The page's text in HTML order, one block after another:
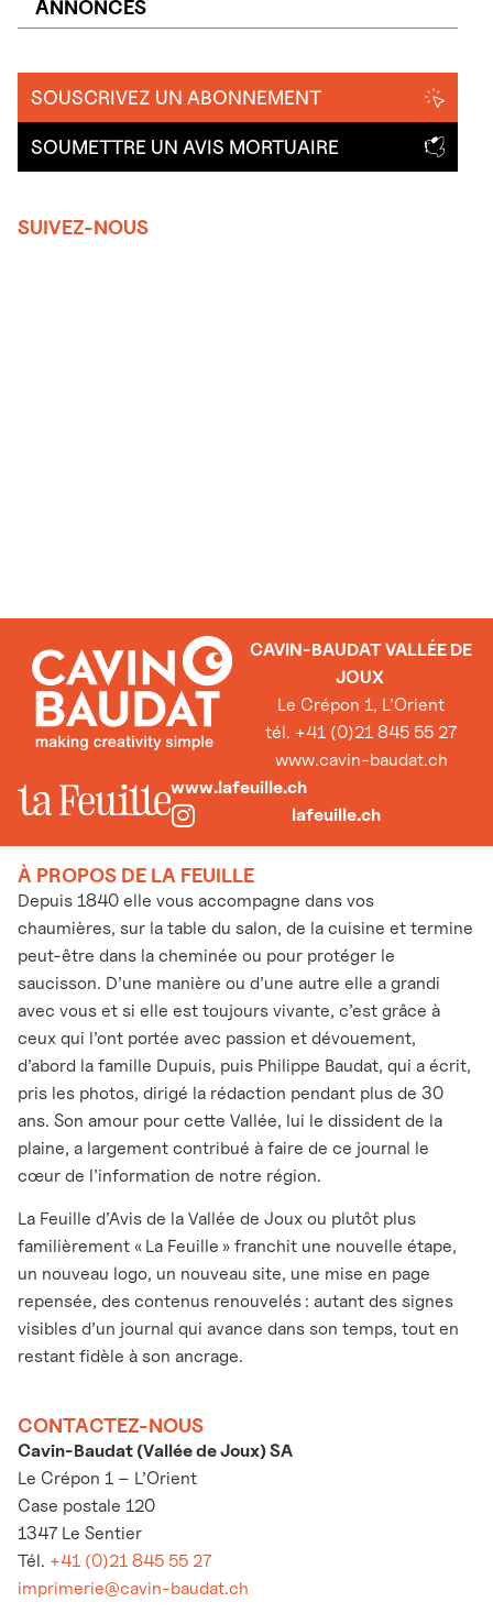
ANNONCES
SOUSCRIVEZ UN ABONNEMENT
SOUMETTRE UN AVIS MORTUAIRE
SUIVEZ-NOUS
CAVIN-BAUDAT VALLÉE DE
JOUX
Le Crépon 1, L’Orient
tél. +41 (0)21 845 55 27
www.cavin-baudat.ch
www.lafeuille.ch
lafeuille.ch
À PROPOS DE LA FEUILLE
Depuis 1840 elle vous accompagne dans vos
chaumières, sur la table du salon, de la cuisine et termine
peut-être dans la cheminée ou pour protéger le
saucisson. D’une manière ou d’une autre elle a grandi
avec vous et si elle est toujours vivante, c’est grâce à
ceux qui l’ont portée avec passion et dévouement,
d’abord la famille Dupuis, puis Philippe Baudat, qui a écrit,
pris les photos, dirigé la rédaction pendant plus de 30
ans. Son amour pour cette Vallée, lui le dissident de la
plaine, a largement contribué à faire de ce journal le
cœur de l’information de notre région.
La Feuille d’Avis de la Vallée de Joux ou plutôt plus
familièrement « La Feuille » franchit une nouvelle étape,
un nouveau logo, un nouveau site, une mise en page
repensée, des contenus renouvelés : autant des signes
visibles d’un journal qui avance dans son temps, tout en
restant fidèle à son ancrage.
CONTACTEZ-NOUS
Cavin-Baudat (Vallée de Joux) SA
Le Crépon 1 – L’Orient
Case postale 120
1347 Le Sentier
Tél. +41 (0)21 845 55 27
imprimerie@cavin-baudat.ch